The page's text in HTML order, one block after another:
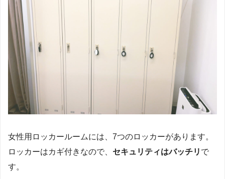
女性用ロッカールームには、7つのロッカーがあります。
ロッカーはカギ付きなので、 セキュリティはバッチリ で
す。